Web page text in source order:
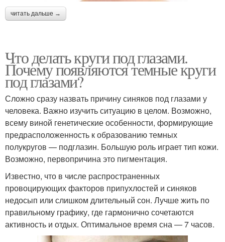
читать дальше →
Что делать круги под глазами.
Почему появляются темные круги
под глазами?
Сложно сразу назвать причину синяков под глазами у
человека. Важно изучить ситуацию в целом. Возможно,
всему виной генетические особенности, формирующие
предрасположенность к образованию темных
полукругов — подглазин. Большую роль играет тип кожи.
Возможно, первопричина это пигментация.
Известно, что в числе распространенных
провоцирующих факторов припухлостей и синяков
недосып или слишком длительный сон. Лучше жить по
правильному графику, где гармонично сочетаются
активность и отдых. Оптимальное время сна — 7 часов.